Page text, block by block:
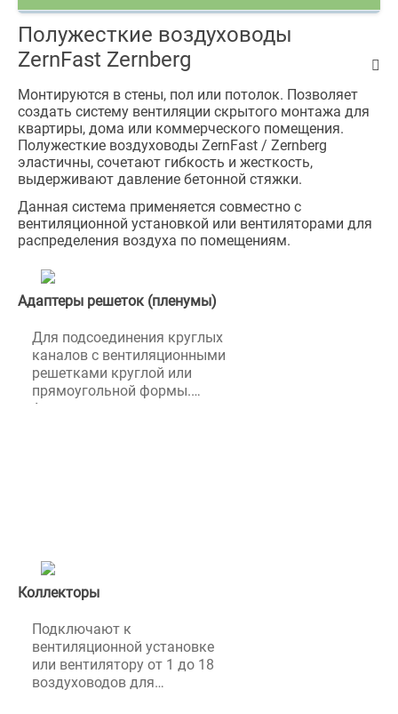
Полужесткие воздуховоды
ZernFast Zernberg
Монтируются в стены, пол или потолок. Позволяет
создать систему вентиляции скрытого монтажа для
квартиры, дома или коммерческого помещения.
Полужесткие воздуховоды ZernFast / Zernberg
эластичны, сочетают гибкость и жесткость,
выдерживают давление бетонной стяжки.
Данная система применяется совместно с
вентиляционной установкой или вентиляторами для
распределения воздуха по помещениям.
Адаптеры решеток (пленумы)
Для подсоединения круглых
каналов с вентиляционными
решетками круглой или
прямоугольной формы.
Адаптеры вентиляционных
Коллекторы
Подключают к
вентиляционной установке
или вентилятору от 1 до 18
воздуховодов для